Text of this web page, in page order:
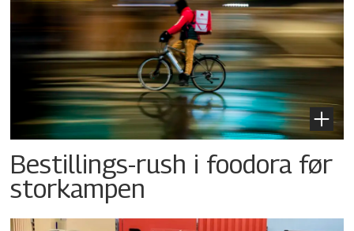
Bestillings-rush i foodora før
storkampen